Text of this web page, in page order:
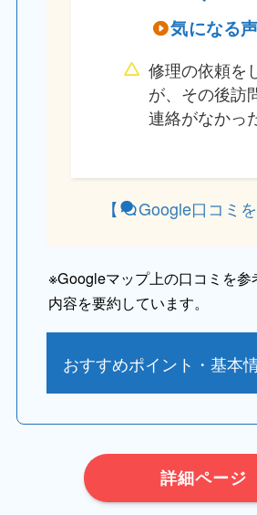
気になる声
修理の依頼を
が、その後訪
連絡がなかっ
【 Google口コミ
※Googleマップ上の口コミを
内容を要約しています。
おすすめポイント・基本
詳細ページ